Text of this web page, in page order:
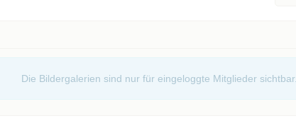
Die Bildergalerien sind nur für eingeloggte Mitglieder sichtbar.